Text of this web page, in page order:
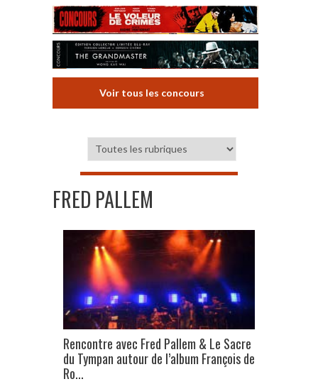
Voir tous les concours
FRED PALLEM
Rencontre avec Fred Pallem & Le Sacre
du Tympan autour de l’album François de
Ro...